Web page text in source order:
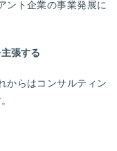
ント企業の事業発展に
張する
からはコンサルティン